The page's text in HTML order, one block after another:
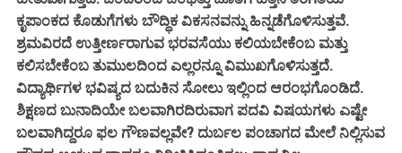
ಕೃಪಾಂಕದ ಕೊಡುಗೆಗಳು ಬೌದ್ಧಿಕ ವಿಕಸನವನ್ನು ಹಿನ್ನಡೆಗೊಳಿಸುತ್ತವೆ.
ಶ್ರಮವಿರದೆ ಉತ್ತೀರ್ಣರಾಗುವ ಭರವಸೆಯು ಕಲಿಯಬೇಕೆಂಬ ಮತ್ತು
ಕಲಿಸಬೇಕೆಂಬ ತುಮುಲದಿಂದ ಎಲ್ಲರನ್ನೂ ವಿಮುಖಗೊಳಿಸುತ್ತದೆ.
ವಿದ್ಯಾರ್ಥಿಗಳ ಭವಿಷ್ಯದ ಬದುಕಿನ ಸೋಲು ಇಲ್ಲಿಂದ ಆರಂಭಗೊಂಡಿದೆ.
ಶಿಕ್ಷಣದ ಬುನಾದಿಯೇ ಬಲವಾಗಿರದಿರುವಾಗ ಪದವಿ ವಿಷಯಗಳು ಎಷ್ಟೇ
ಬಲವಾಗಿದ್ದರೂ ಫಲ ಗೌಣವಲ್ಲವೇ? ದುರ್ಬಲ ಪಂಚಾಗದ ಮೇಲೆ ನಿಲ್ಲಿಸುವ